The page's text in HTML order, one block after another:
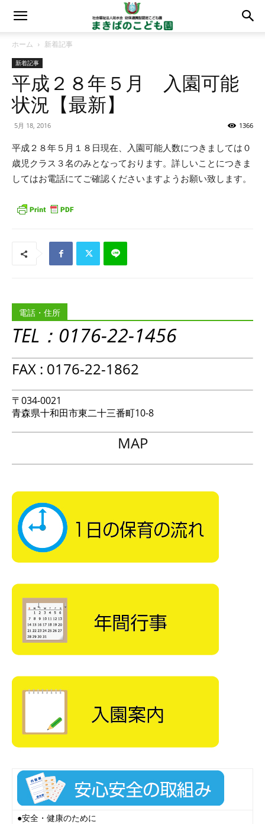
ホーム 新着記事
新着記事
平成２８年５月 入園可能
状況【最新】
5月 18, 2016 1366
平成２８年５月１８日現在、入園可能人数につきましては０
歳児クラス３名のみとなっております。詳しいことにつきま
してはお電話にてご確認くださいますようお願い致します。
電話・住所
TEL：0176-22-1456
FAX : 0176-22-1862
〒034-0021
青森県十和田市東二十三番町10-8
MAP
●安全・健康のために